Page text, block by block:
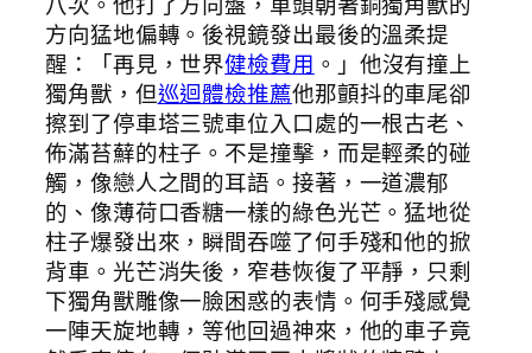
方向猛地偏轉。後視鏡發出最後的溫柔提
醒：「再見，世界健檢費用 。」他沒有撞上
獨角獸，但巡迴體檢推薦他那顫抖的車尾卻
擦到了停車塔三號車位入口處的一根古老、
佈滿苔蘚的柱子。不是撞擊，而是輕柔的碰
觸，像戀人之間的耳語。接著，一道濃郁
的、像薄荷口香糖一樣的綠色光芒。猛地從
柱子爆發出來，瞬間吞噬了何手殘和他的掀
背車。光芒消失後，窄巷恢復了平靜，只剩
下獨角獸雕像一臉困惑的表情。何手殘感覺
一陣天旋地轉，等他回過神來，他的車子竟